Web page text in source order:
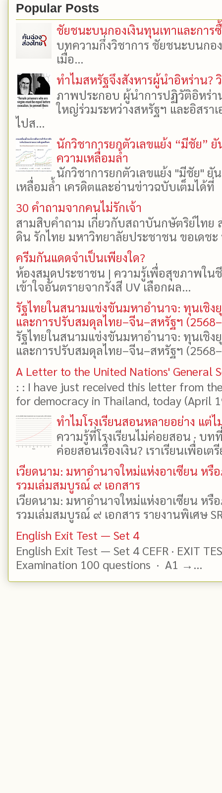
Popular Posts
ชัยชนะบนกองเงินทุนเทาและการ
บทความกึ่งวิชาการ ชัยชนะบนกอ
เมื่อ...
ทำไมสหรัฐจึงสังหารผู้นำอิหร่าน?
ภาพประกอบ ผู้นำการปฏิวัติอิหร่า
ใหญ่ร่วมระหว่างสหรัฐฯ และอิสรา
ไปส...
นักวิชาการยกตัวเลขแย้ง “มีชัย”
ความเหลื่อมล้ำ
นักวิชาการยกตัวเลขแย้ง "มีชัย"
เหลื่อมล้ำ เครดิตและอ่านข่าวฉบับเต็มได้
30 คำถามจากคนไม่รักเจ้า
สามสิบคำถาม เกี่ยวกับสถาบันกษัตริย์ไทย
ดิน รักไทย มหาวิทยาลัยประชาชน ขอเดช
ครีมกันแดดจำเป็นเพียงใด?
ห้องสมุดประชาชน | ความรู้เพื่อสุขภาพใน
เข้าใจอันตรายจากรังสี UV เลือกผล...
รัฐไทยในสนามแข่งขันมหาอำนาจ: ทุนเชิง
และการปรับสมดุลไทย–จีน–สหรัฐฯ
รัฐไทยในสนามแข่งขันมหาอำนาจ: ทุนเชิง
และการปรับสมดุลไทย–จีน–สหรัฐฯ
A Letter to the United Nations' General
: : I have just received this letter from
for democracy in Thailand, today (April
ทำไมโรงเรียนสอนหลายอย่าง แต่ไ
ความรู้ที่โรงเรียนไม่ค่อยสอน · บ
ค่อยสอนเรื่องเงิน? เราเรียนเพื่อเต
เวียดนาม: มหาอำนาจใหม่แห่งอาเซียน ห
รวมเล่มสมบูรณ์ ๙ เอกสาร
เวียดนาม: มหาอำนาจใหม่แห่งอาเซียน ห
รวมเล่มสมบูรณ์ ๙ เอกสาร รายงานพิเศษ
English Exit Test — Set 4
English Exit Test — Set 4 CEFR · EXIT
Examination 100 questions · A1 →...